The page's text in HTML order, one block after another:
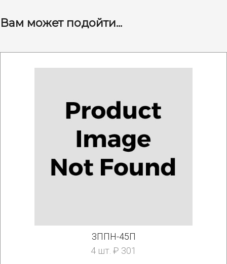
Вам может подойти...
3ППН-45П
4 шт. ₽ 301